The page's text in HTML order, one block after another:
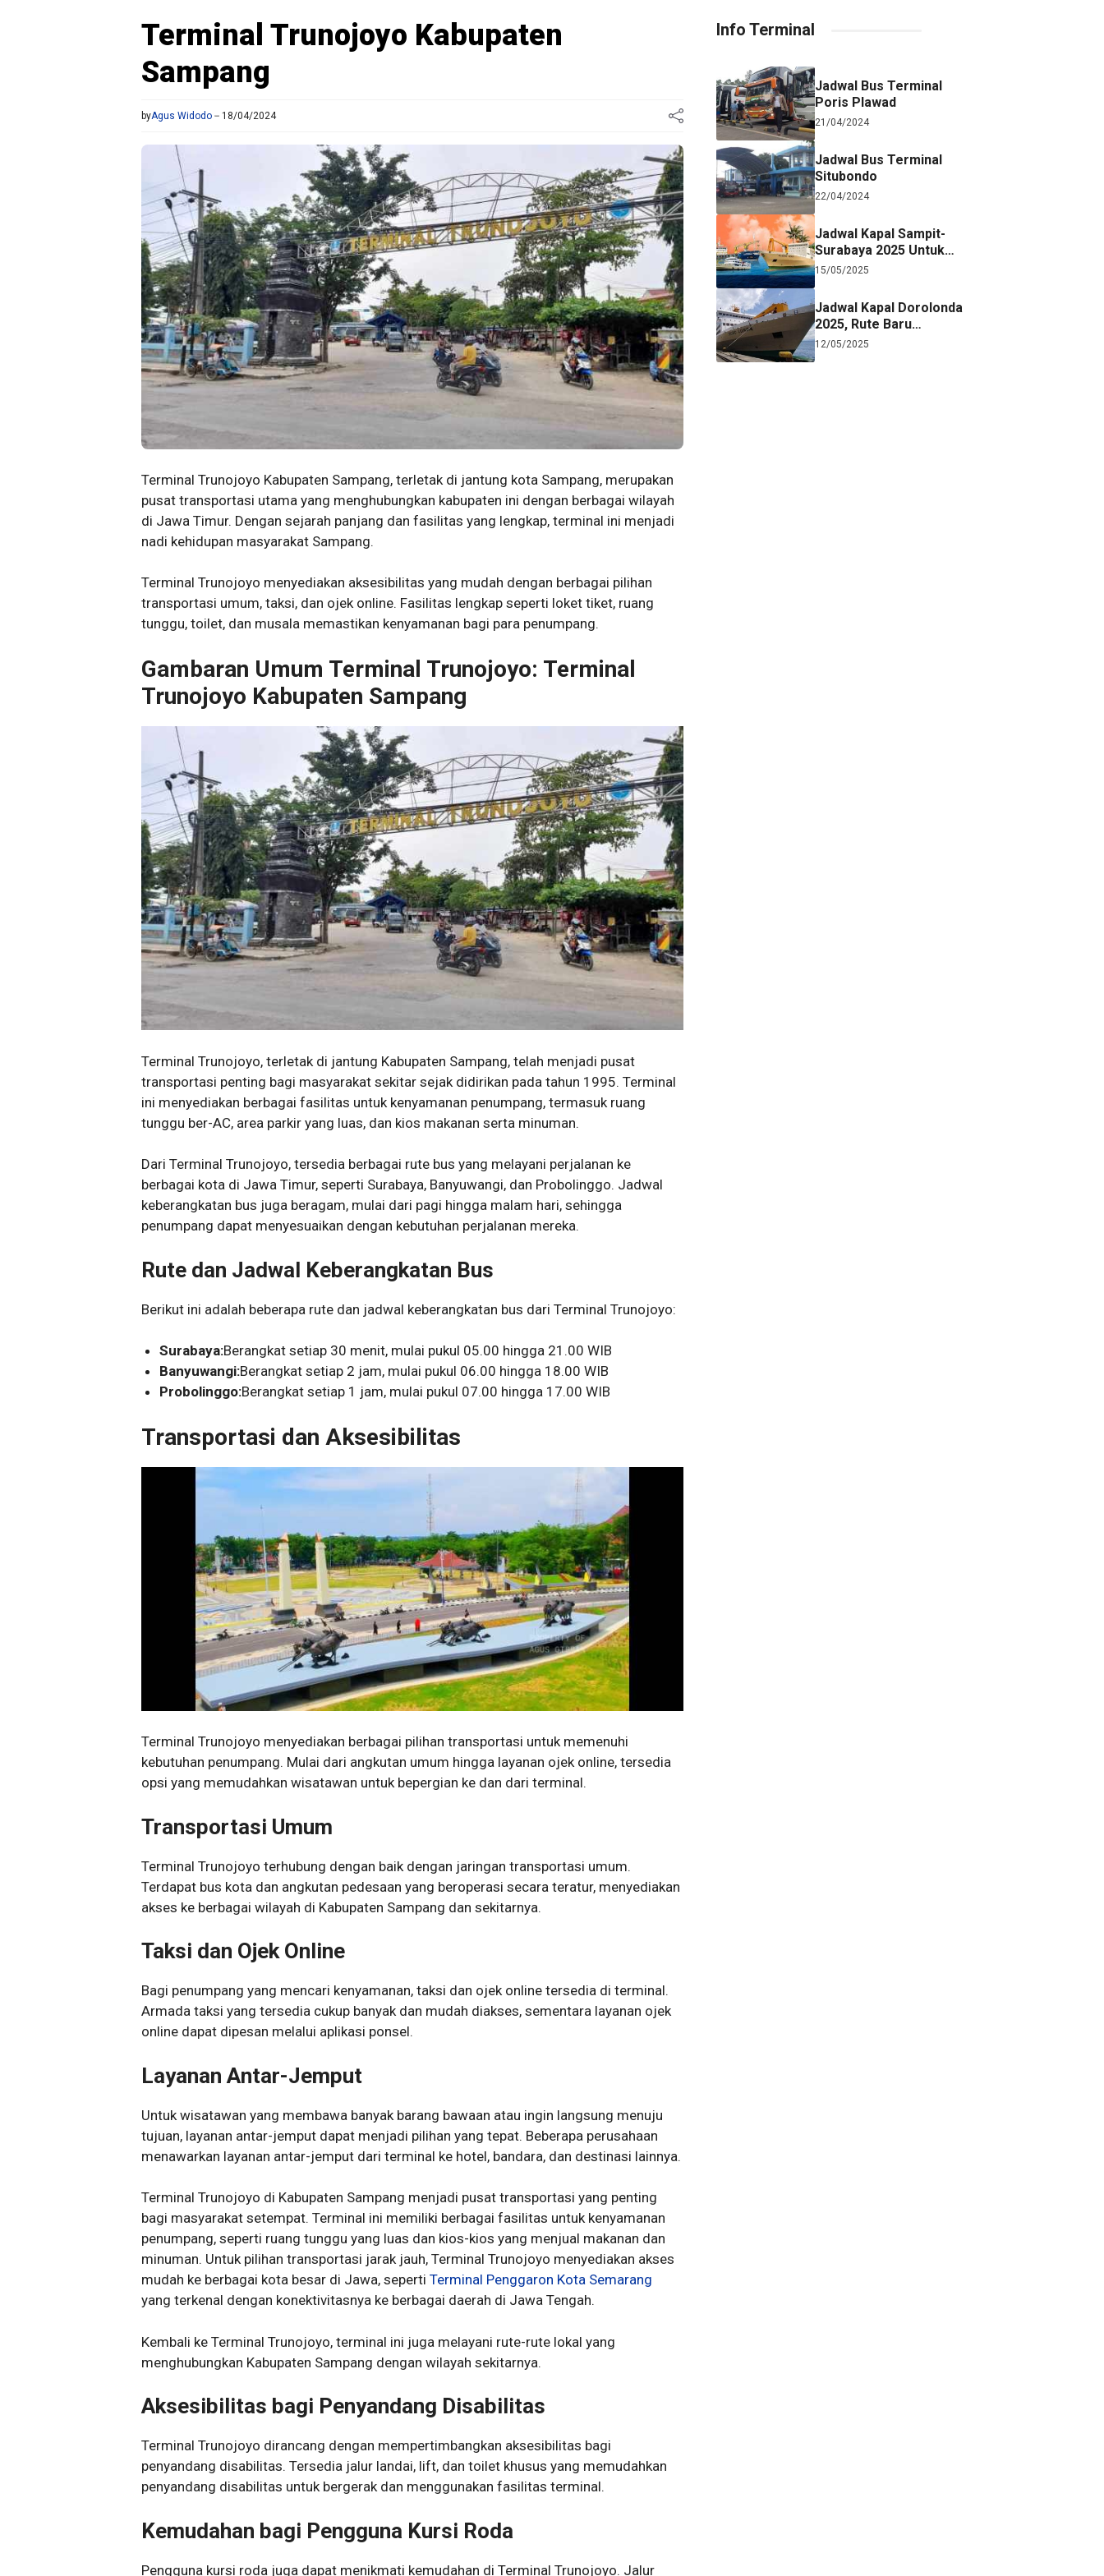
Terminal Trunojoyo Kabupaten
Sampang
byAgus Widodo 18/04/2024
Terminal Trunojoyo Kabupaten Sampang, terletak di jantung kota Sampang, merupakan
pusat transportasi utama yang menghubungkan kabupaten ini dengan berbagai wilayah
di Jawa Timur. Dengan sejarah panjang dan fasilitas yang lengkap, terminal ini menjadi
nadi kehidupan masyarakat Sampang.
Terminal Trunojoyo menyediakan aksesibilitas yang mudah dengan berbagai pilihan
transportasi umum, taksi, dan ojek online. Fasilitas lengkap seperti loket tiket, ruang
tunggu, toilet, dan musala memastikan kenyamanan bagi para penumpang.
Gambaran Umum Terminal Trunojoyo: Terminal
Trunojoyo Kabupaten Sampang
Terminal Trunojoyo, terletak di jantung Kabupaten Sampang, telah menjadi pusat
transportasi penting bagi masyarakat sekitar sejak didirikan pada tahun 1995. Terminal
ini menyediakan berbagai fasilitas untuk kenyamanan penumpang, termasuk ruang
tunggu ber-AC, area parkir yang luas, dan kios makanan serta minuman.
Dari Terminal Trunojoyo, tersedia berbagai rute bus yang melayani perjalanan ke
berbagai kota di Jawa Timur, seperti Surabaya, Banyuwangi, dan Probolinggo. Jadwal
keberangkatan bus juga beragam, mulai dari pagi hingga malam hari, sehingga
penumpang dapat menyesuaikan dengan kebutuhan perjalanan mereka.
Rute dan Jadwal Keberangkatan Bus
Berikut ini adalah beberapa rute dan jadwal keberangkatan bus dari Terminal Trunojoyo:
Surabaya:Berangkat setiap 30 menit, mulai pukul 05.00 hingga 21.00 WIB
Banyuwangi:Berangkat setiap 2 jam, mulai pukul 06.00 hingga 18.00 WIB
Probolinggo:Berangkat setiap 1 jam, mulai pukul 07.00 hingga 17.00 WIB
Transportasi dan Aksesibilitas
Terminal Trunojoyo menyediakan berbagai pilihan transportasi untuk memenuhi
kebutuhan penumpang. Mulai dari angkutan umum hingga layanan ojek online, tersedia
opsi yang memudahkan wisatawan untuk bepergian ke dan dari terminal.
Transportasi Umum
Terminal Trunojoyo terhubung dengan baik dengan jaringan transportasi umum.
Terdapat bus kota dan angkutan pedesaan yang beroperasi secara teratur, menyediakan
akses ke berbagai wilayah di Kabupaten Sampang dan sekitarnya.
Taksi dan Ojek Online
Bagi penumpang yang mencari kenyamanan, taksi dan ojek online tersedia di terminal.
Armada taksi yang tersedia cukup banyak dan mudah diakses, sementara layanan ojek
online dapat dipesan melalui aplikasi ponsel.
Layanan Antar-Jemput
Untuk wisatawan yang membawa banyak barang bawaan atau ingin langsung menuju
tujuan, layanan antar-jemput dapat menjadi pilihan yang tepat. Beberapa perusahaan
menawarkan layanan antar-jemput dari terminal ke hotel, bandara, dan destinasi lainnya.
Terminal Trunojoyo di Kabupaten Sampang menjadi pusat transportasi yang penting
bagi masyarakat setempat. Terminal ini memiliki berbagai fasilitas untuk kenyamanan
penumpang, seperti ruang tunggu yang luas dan kios-kios yang menjual makanan dan
minuman. Untuk pilihan transportasi jarak jauh, Terminal Trunojoyo menyediakan akses
mudah ke berbagai kota besar di Jawa, seperti Terminal Penggaron Kota Semarang
yang terkenal dengan konektivitasnya ke berbagai daerah di Jawa Tengah.
Kembali ke Terminal Trunojoyo, terminal ini juga melayani rute-rute lokal yang
menghubungkan Kabupaten Sampang dengan wilayah sekitarnya.
Aksesibilitas bagi Penyandang Disabilitas
Terminal Trunojoyo dirancang dengan mempertimbangkan aksesibilitas bagi
penyandang disabilitas. Tersedia jalur landai, lift, dan toilet khusus yang memudahkan
penyandang disabilitas untuk bergerak dan menggunakan fasilitas terminal.
Kemudahan bagi Pengguna Kursi Roda
Pengguna kursi roda juga dapat menikmati kemudahan di Terminal Trunojoyo. Jalur
Info Terminal
Jadwal Bus Terminal
Poris Plawad
21/04/2024
Jadwal Bus Terminal
Situbondo
22/04/2024
Jadwal Kapal Sampit-
Surabaya 2025 Untuk
Referensi Perjalanan
15/05/2025
Jadwal Kapal Dorolonda
2025, Rute Baru
Surabaya-Jayapura
12/05/2025